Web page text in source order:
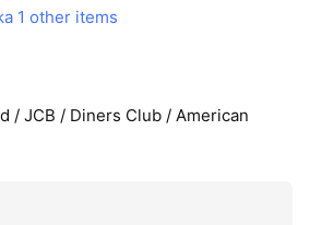
1 other items
/ JCB / Diners Club / American